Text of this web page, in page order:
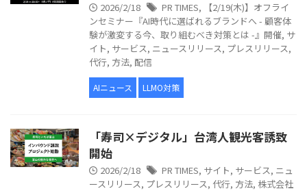
2026/2/18 PR TIMES,
【2/19(木)】オフライ
ンセミナー『AI時代に選ばれるブランドへ - 顧客体
験が激変する今、取り組むべき対策とは -』開催, サ
イト, サービス, ニュースリリース, プレスリリース,
代行, 方法, 配信
AIニュース LLMO対策
「寿司×デジタル」台湾人観光客誘致
開始
2026/2/18 PR TIMES, サイト, サービス, ニュ
ースリリース, プレスリリース, 代行, 方法, 株式会社